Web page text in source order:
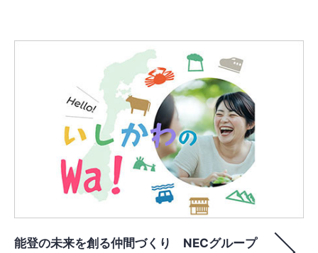
能登の未来を創る仲間づくり NECグループ